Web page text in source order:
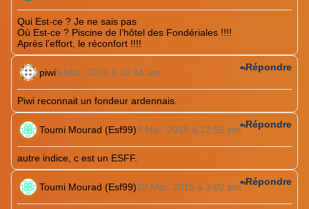
Qui Est-ce ? Je ne sais pas
Où Est-ce ? Piscine de l’hôtel des Fondériales !!!!
Après l’effort, le réconfort !!!!
piwi9 Mar. 2015 à 10:34 am
Piwi reconnait un fondeur ardennais.
Répondre
Toumi Mourad (Esf99)9 Mar. 2015 à 12:56 pm
autre indice, c est un ESFF.
Répondre
Toumi Mourad (Esf99)10 Mar. 2015 à 3:02 pm Répondre